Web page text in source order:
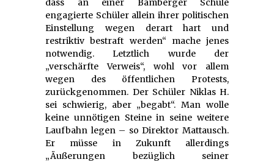
dass an einer Bamberger Schule
engagierte Schüler allein ihrer politischen
Einstellung wegen derart hart und
restriktiv bestraft werden“ mache jenes
notwendig. Letztlich wurde der
„verschärfte Verweis“, wohl vor allem
wegen des öffentlichen Protests,
zurückgenommen. Der Schüler Niklas H.
sei schwierig, aber „begabt“. Man wolle
keine unnötigen Steine in seine weitere
Laufbahn legen – so Direktor Mattausch.
Er müsse in Zukunft allerdings
„Äußerungen bezüglich seiner